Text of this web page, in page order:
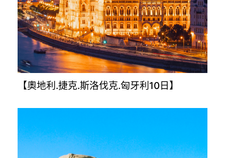
【奧地利.捷克.斯洛伐克.匈牙利10日】